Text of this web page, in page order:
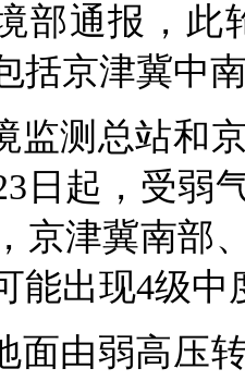
部通报，
括京津冀中
监测总站和
日起，受弱
京津冀南部
能出现4级中
面由弱高压